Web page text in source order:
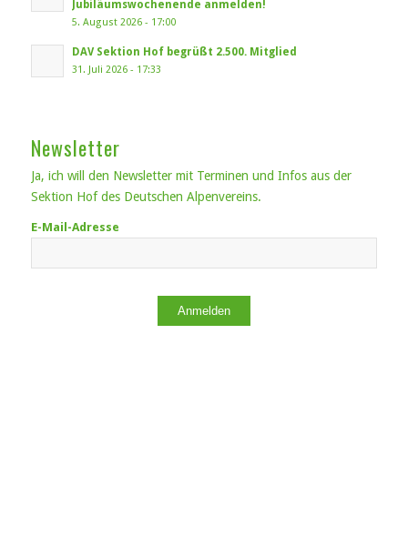
Jubiläumswochenende anmelden!
5. August 2026 - 17:00
DAV Sektion Hof begrüßt 2.500. Mitglied
31. Juli 2026 - 17:33
Newsletter
Ja, ich will den Newsletter mit Terminen und Infos aus der
Sektion Hof des Deutschen Alpenvereins.
E-Mail-Adresse
Anmelden